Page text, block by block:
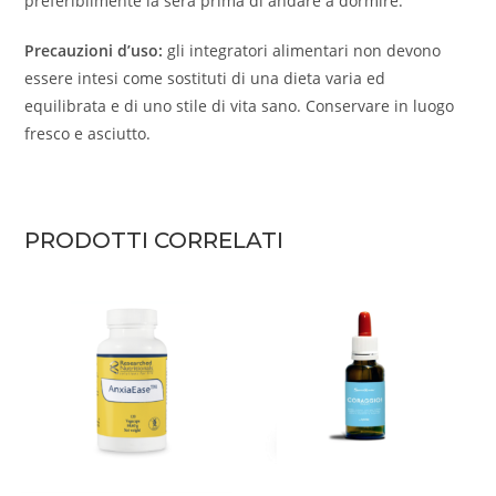
Precauzioni d’uso:gli integratori alimentari non devono
essere intesi come sostituti di una dieta varia ed
equilibrata e di uno stile di vita sano. Conservare in luogo
fresco e asciutto.
PRODOTTI CORRELATI